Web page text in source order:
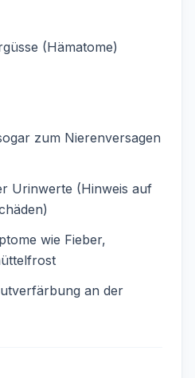
(Hämatome)
zum Nierenversagen
Urinwerte (Hinweis auf
wie Fieber,
an der